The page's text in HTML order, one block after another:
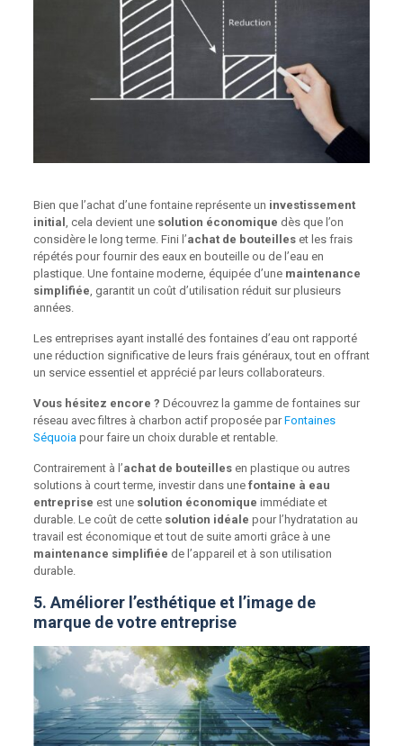
Bien que l’achat d’une fontaine représente un investissement
initial
, cela devient une solution économique dès que l’on
considère le long terme. Fini l’achat de bouteilleset les frais
répétés pour fournir des eaux en bouteille ou de l’eau en
plastique. Une fontaine moderne, équipée d’une maintenance
simplifiée , garantit un coût d’utilisation réduit sur plusieurs
années.
Les entreprises ayant installé des fontaines d’eau ont rapporté
une réduction significative de leurs frais généraux, tout en offrant
un service essentiel et apprécié par leurs collaborateurs.
Vous hésitez encore ? Découvrez la gamme de fontaines sur
réseau avec filtres à charbon actif proposée par Fontaines
Séquoia pour faire un choix durable et rentable.
Contrairement à l’achat de bouteillesen plastique ou autres
solutions à court terme, investir dans une fontaine à eau
entreprise est une solution économique immédiate et
durable. Le coût de cette solution idéale pour l’hydratation au
travail est économique et tout de suite amorti grâce à une
maintenance simplifiée de l’appareil et à son utilisation
durable.
5. Améliorer l’esthétique et l’image de
marque de votre entreprise